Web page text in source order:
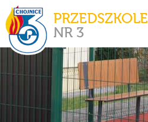
PRZEDSZKOLE
NR 3